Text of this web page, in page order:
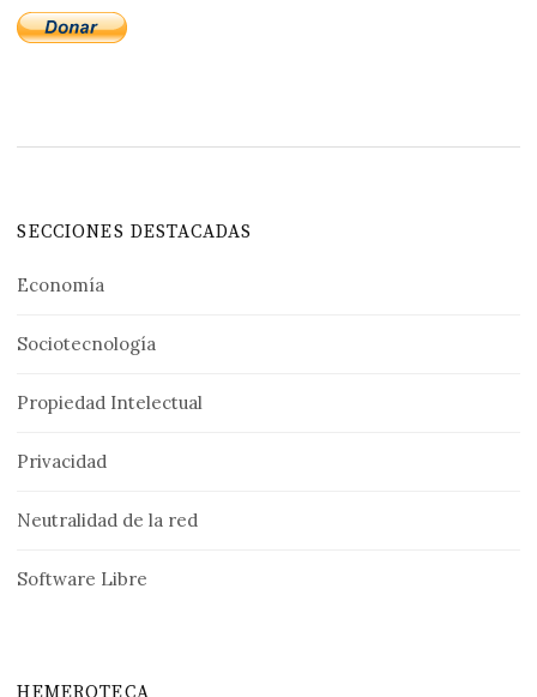
SECCIONES DESTACADAS
Economía
Sociotecnología
Propiedad Intelectual
Privacidad
Neutralidad de la red
Software Libre